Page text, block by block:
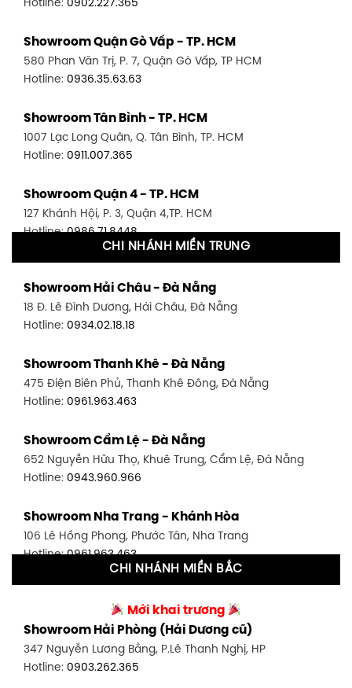
Hotline: 0902.227.365
Showroom Quận Gò Vấp - TP. HCM
580 Phan Văn Trị, P. 7, Quận Gò Vấp, TP HCM
Hotline: 0936.35.63.63
Showroom Tân Bình - TP. HCM
1007 Lạc Long Quân, Q. Tân Bình, TP. HCM
Hotline: 0911.007.365
Showroom Quận 4 - TP. HCM
127 Khánh Hội, P. 3, Quận 4,TP. HCM
Hotline:0986.71.8448
1411 Đường 3/2, P. 16, Quận 11, TP. HCM
Hotline:0906.256.759
1448 Huỳnh Tấn Phát, Phú Thuận, Quận 7, TP HCM
Hotline:0946.480.580
348 Đ. Bạch Đằng, P. 14, Bình Thạnh, TP HCM
Hotline:0902.716.230
591 Hoàng Văn Thụ, P. 4, Tân Bình, TP HCM
Hotline:0906.256.759
Showroom Tân Bình 2 - TP. HCM
0986.71.8448
Showroom Thuận An - Bình Dương
66 đường DT743, An Phú, Thuận An, Bình Dương
CHI NHÁNH MIỀN TRUNG
Showroom Hải Châu - Đà Nẵng
18 Đ. Lê Đình Dương, Hải Châu, Đà Nẵng
Hotline: 0934.02.18.18
Showroom Thanh Khê - Đà Nẵng
475 Điện Biên Phủ, Thanh Khê Đông, Đà Nẵng
Hotline: 0961.963.463
Showroom Cẩm Lệ - Đà Nẵng
652 Nguyễn Hữu Thọ, Khuê Trung, Cẩm Lệ, Đà Nẵng
Hotline: 0943.960.966
Showroom Nha Trang - Khánh Hòa
106 Lê Hồng Phong, Phước Tân, Nha Trang
Hotline:0961.963.463
27-29 Nguyễn Sỹ Sách, Hưng Bình, TP Vinh, Nghệ An
Hotline:0943.960.966
Showroom Buôn Ma Thuột
CHI NHÁNH MIỀN BẮC
Mới khai trương
Showroom Hải Phòng (Hải Dương cũ)
347 Nguyễn Lương Bằng, P.Lê Thanh Nghị, HP
Hotline: 0903.262.365